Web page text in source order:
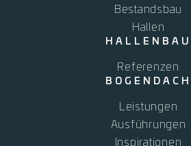
Bestandsbau
Hallen
HALLENBAU
Referenzen
BOGENDACH
Leistungen
Ausführungen
Inspirationen